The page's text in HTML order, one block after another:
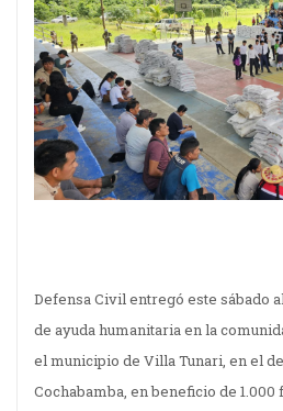
Defensa Civil entregó este sábado
de ayuda humanitaria en la
el municipio de Villa Tunari, en el
Cochabamba, en beneficio de